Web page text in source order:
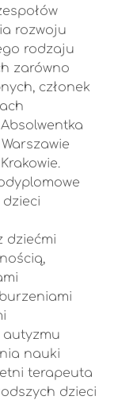
rozwoju
rodzaju
zarówno
członek
dziećmi
autyzmu
nauki
terapeuta
dzieci